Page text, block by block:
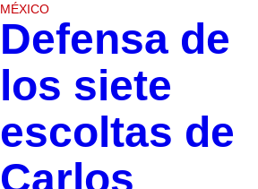
MÉXICO
Defensa de
los siete
escoltas de
Carlos